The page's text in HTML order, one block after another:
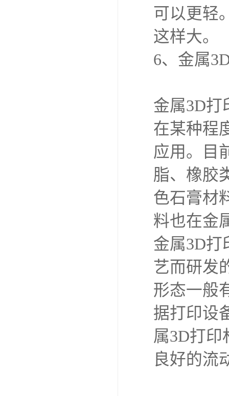
可以更轻
这样大。
6、金属
金属3D打
在某种程
应用。目
脂、橡胶
色石膏材
料也在金
金属3D打
艺而研发
形态一般
据打印设
属3D打印
良好的流